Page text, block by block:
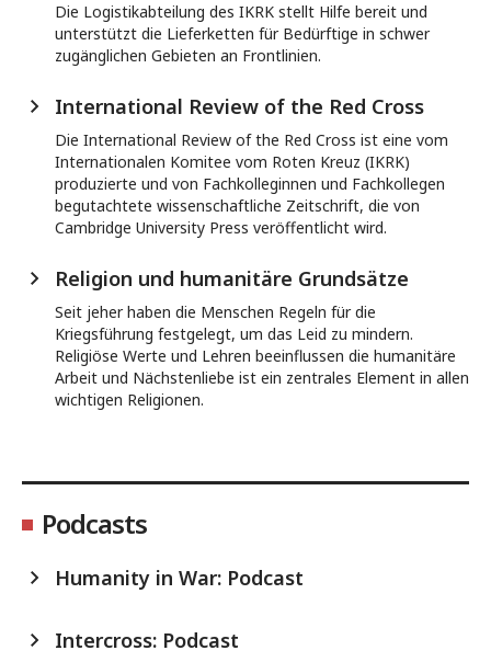
Die Logistikabteilung des IKRK stellt Hilfe bereit und
unterstützt die Lieferketten für Bedürftige in schwer
zugänglichen Gebieten an Frontlinien.
International Review of the Red Cross
Die International Review of the Red Cross ist eine vom
Internationalen Komitee vom Roten Kreuz (IKRK)
produzierte und von Fachkolleginnen und Fachkollegen
begutachtete wissenschaftliche Zeitschrift, die von
Cambridge University Press veröffentlicht wird.
Religion und humanitäre Grundsätze
Seit jeher haben die Menschen Regeln für die
Kriegsführung festgelegt, um das Leid zu mindern.
Religiöse Werte und Lehren beeinflussen die humanitäre
Arbeit und Nächstenliebe ist ein zentrales Element in allen
wichtigen Religionen.
Podcasts
Humanity in War: Podcast
Intercross: Podcast